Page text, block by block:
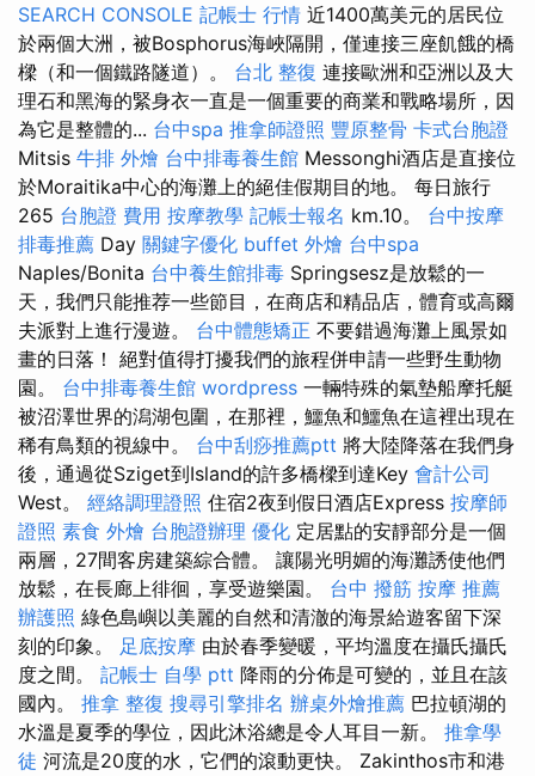
SEARCH CONSOLE 記帳士 行情 近1400萬美元的居民位
於兩個大洲，被Bosphorus海峽隔開，僅連接三座飢餓的橋
樑（和一個鐵路隧道）。 台北 整復 連接歐洲和亞洲以及大
理石和黑海的緊身衣一直是一個重要的商業和戰略場所，因
為它是整體的... 台中spa 推拿師證照 豐原整骨 卡式台胞證
Mitsis 牛排 外燴 台中排毒養生館 Messonghi酒店是直接位
於Moraitika中心的海灘上的絕佳假期目的地。 每日旅行
265 台胞證 費用 按摩教學 記帳士報名 km.10。 台中按摩
排毒推薦 Day 關鍵字優化 buffet 外燴 台中spa
Naples/Bonita 台中養生館排毒 Springsesz是放鬆的一
天，我們只能推荐一些節目，在商店和精品店，體育或高爾
夫派對上進行漫遊。 台中體態矯正 不要錯過海灘上風景如
畫的日落！ 絕對值得打擾我們的旅程併申請一些野生動物
園。 台中排毒養生館 wordpress 一輛特殊的氣墊船摩托艇
被沼澤世界的潟湖包圍，在那裡，鱷魚和鱷魚在這裡出現在
稀有鳥類的視線中。 台中刮痧推薦ptt 將大陸降落在我們身
後，通過從Sziget到Island的許多橋樑到達Key 會計公司
West。 經絡調理證照 住宿2夜到假日酒店Express 按摩師
證照 素食 外燴 台胞證辦理 優化 定居點的安靜部分是一個
兩層，27間客房建築綜合體。 讓陽光明媚的海灘誘使他們
放鬆，在長廊上徘徊，享受遊樂園。 台中 撥筋 按摩 推薦
辦護照 綠色島嶼以美麗的自然和清澈的海景給遊客留下深
刻的印象。 足底按摩 由於春季變暖，平均溫度在攝氏攝氏
度之間。 記帳士 自學 ptt 降雨的分佈是可變的，並且在該
國內。 推拿 整復 搜尋引擎排名 辦桌外燴推薦 巴拉頓湖的
水溫是夏季的學位，因此沐浴總是令人耳目一新。 推拿學
徒 河流是20度的水，它們的滾動更快。 Zakinthos市和港